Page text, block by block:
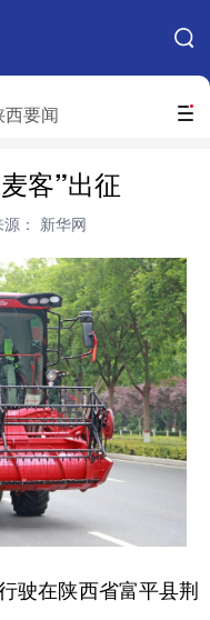
搜索
西要闻
河北
福建 江西
湖北 湖南
海南 重庆
云南 西藏
青海 宁夏
龙江
客”出征
源： 新华网
在陕西省富平县荆